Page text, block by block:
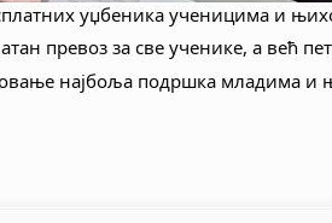
уџбеника ученицима и
превоз за све ученике, а већ
најбоља подршка младима и